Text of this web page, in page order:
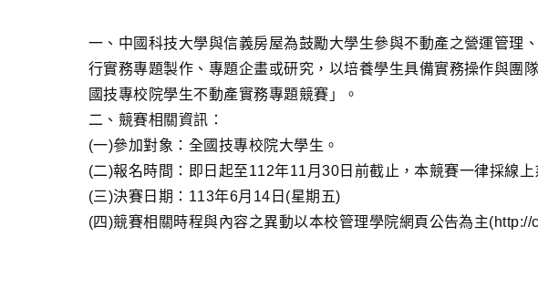
一、中國科技大學與信義房屋為鼓勵大學生參與不動產之營運管理
行實務專題製作、專題企畫或研究，以培養學生具備實務操作與團
國技專校院學生不動產實務專題競賽」。
二、競賽相關資訊：
(一)參加對象：全國技專校院大學生。
(二)報名時間：即日起至112年11月30日前截止，本競賽一律採線
(三)決賽日期：113年6月14日(星期五)
(四)競賽相關時程與內容之異動以本校管理學院網頁公告為主